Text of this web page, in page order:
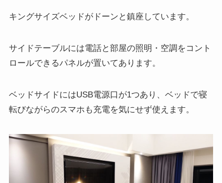
キングサイズベッドがドーンと鎮座しています。
サイドテーブルには電話と部屋の照明・空調をコント
ロールできるパネルが置いてあります。
ベッドサイドにはUSB電源口が1つあり、ベッドで寝
転びながらのスマホも充電を気にせず使えます。